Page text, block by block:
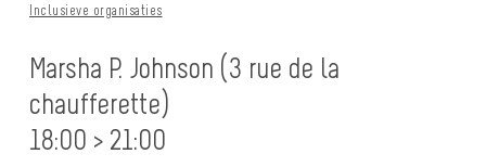
Inclusieve organisaties
Marsha P. Johnson (3 rue de la
chaufferette)
18:00 > 21:00